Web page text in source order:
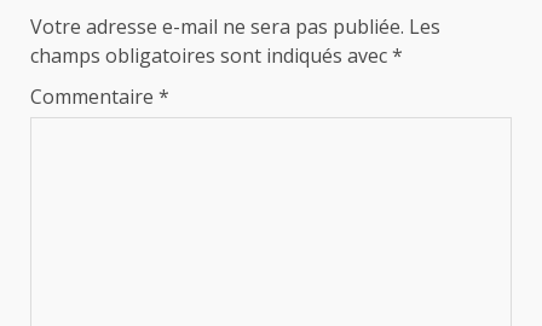
Votre adresse e-mail ne sera pas publiée. Les
champs obligatoires sont indiqués avec*
Commentaire *